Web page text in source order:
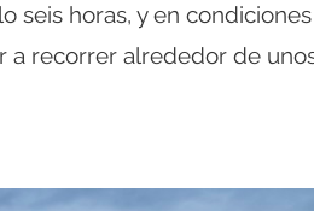
seis horas, y en
a recorrer alrededor de